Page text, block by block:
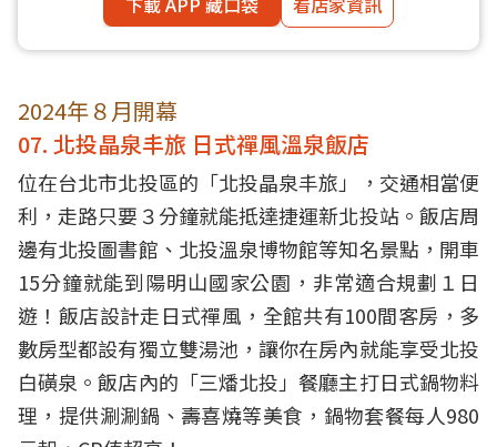
2024年８月開幕
07. 北投晶泉丰旅 日式禪風溫泉飯店
位在台北市北投區的「北投晶泉丰旅」，交通相當便
利，走路只要３分鐘就能抵達捷運新北投站。飯店周
邊有北投圖書館、北投溫泉博物館等知名景點，開車
15分鐘就能到陽明山國家公園，非常適合規劃１日
遊！飯店設計走日式禪風，全館共有100間客房，多
數房型都設有獨立雙湯池，讓你在房內就能享受北投
白磺泉。飯店內的「三燔北投」餐廳主打日式鍋物料
理，提供涮涮鍋、壽喜燒等美食，鍋物套餐每人980